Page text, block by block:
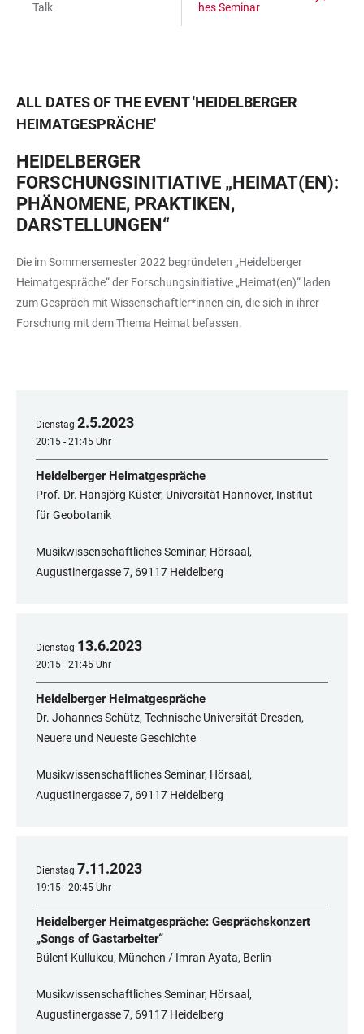
Talk
hes Seminar
ALL DATES OF THE EVENT'HEIDELBERGER
HEIMATGESPRÄCHE'
HEIDELBERGER
FORSCHUNGSINITIATIVE „HEIMAT(EN):
PHÄNOMENE, PRAKTIKEN,
DARSTELLUNGEN“
Die im Sommersemester 2022 begründeten „Heidelberger
Heimatgespräche“ der Forschungsinitiative „Heimat(en)“ laden
zum Gespräch mit Wissenschaftler*innen ein, die sich in ihrer
Forschung mit dem Thema Heimat befassen.
Dienstag 2.5.2023
20:15 - 21:45 Uhr
Heidelberger Heimatgespräche
Prof. Dr. Hansjörg Küster, Universität Hannover, Institut
für Geobotanik
Musikwissenschaftliches Seminar, Hörsaal,
Augustinergasse 7, 69117 Heidelberg
Dienstag 13.6.2023
20:15 - 21:45 Uhr
Heidelberger Heimatgespräche
Dr. Johannes Schütz, Technische Universität Dresden,
Neuere und Neueste Geschichte
Musikwissenschaftliches Seminar, Hörsaal,
Augustinergasse 7, 69117 Heidelberg
Dienstag 7.11.2023
19:15 - 20:45 Uhr
Heidelberger Heimatgespräche: Gesprächskonzert
„Songs of Gastarbeiter“
Bülent Kullukcu, München / Imran Ayata, Berlin
Musikwissenschaftliches Seminar, Hörsaal,
Augustinergasse 7, 69117 Heidelberg